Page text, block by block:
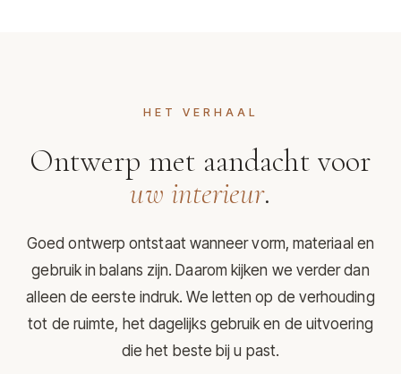
HET VERHAAL
Ontwerp met aandacht voor
uw interieur.
Goed ontwerp ontstaat wanneer vorm, materiaal en
gebruik in balans zijn. Daarom kijken we verder dan
alleen de eerste indruk. We letten op de verhouding
tot de ruimte, het dagelijks gebruik en de uitvoering
die het beste bij u past.